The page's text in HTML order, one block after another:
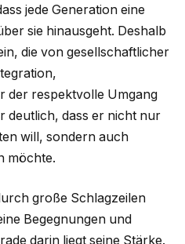
jede Generation eine
sie hinausgeht. Deshalb
die von gesellschaftlicher
der respektvolle Umgang
deutlich, dass er nicht nur
will, sondern auch
möchte.
große Schlagzeilen
Begegnungen und
darin liegt seine Stärke.